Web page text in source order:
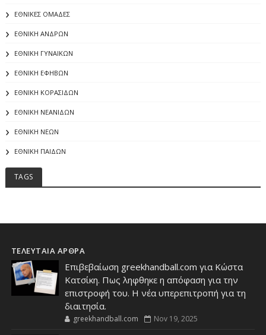
ΕΘΝΙΚΕΣ ΟΜΑΔΕΣ
ΕΘΝΙΚΗ ΑΝΔΡΩΝ
ΕΘΝΙΚΗ ΓΥΝΑΙΚΩΝ
ΕΘΝΙΚΗ ΕΦΗΒΩΝ
ΕΘΝΙΚΗ ΚΟΡΑΣΙΔΩΝ
ΕΘΝΙΚΗ ΝΕΑΝΙΔΩΝ
ΕΘΝΙΚΗ ΝΕΩΝ
ΕΘΝΙΚΗ ΠΑΙΔΩΝ
TAGS
ΤΕΛΕΥΤΑΙΑ ΑΡΘΡΑ
Επιβεβαίωση greekhandball.com για Κώστα
Κατσίκη. Πως ληφθηκε η απόφαση για την
επιστροφή του. Η νέα υπερεπιτροπή για τη
διαιτησία.
greekhandball.com Nov 19, 2025